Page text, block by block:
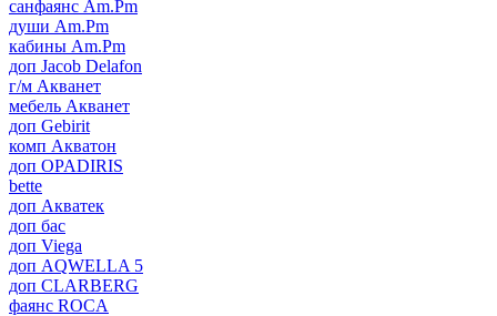
санфаянс Am.Pm
души Am.Pm
кабины Am.Pm
доп Jacob Delafon
г/м Акванет
мебель Акванет
доп Gebirit
комп Акватон
доп OPADIRIS
bette
доп Акватек
доп бас
доп Viega
доп AQWELLA 5
доп CLARBERG
фаянс ROCA